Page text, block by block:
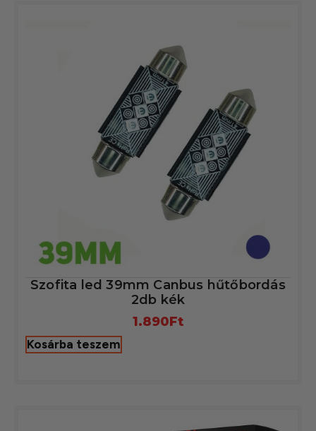
Szofita led 39mm Canbus hűtőbordás
2db kék
1.890Ft
Kosárba teszem